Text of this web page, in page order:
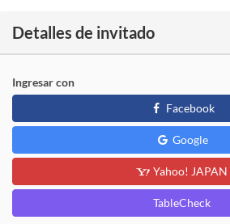
Detalles de invitado
Ingresar con
Facebook
Google
Yahoo! JAPAN
TableCheck